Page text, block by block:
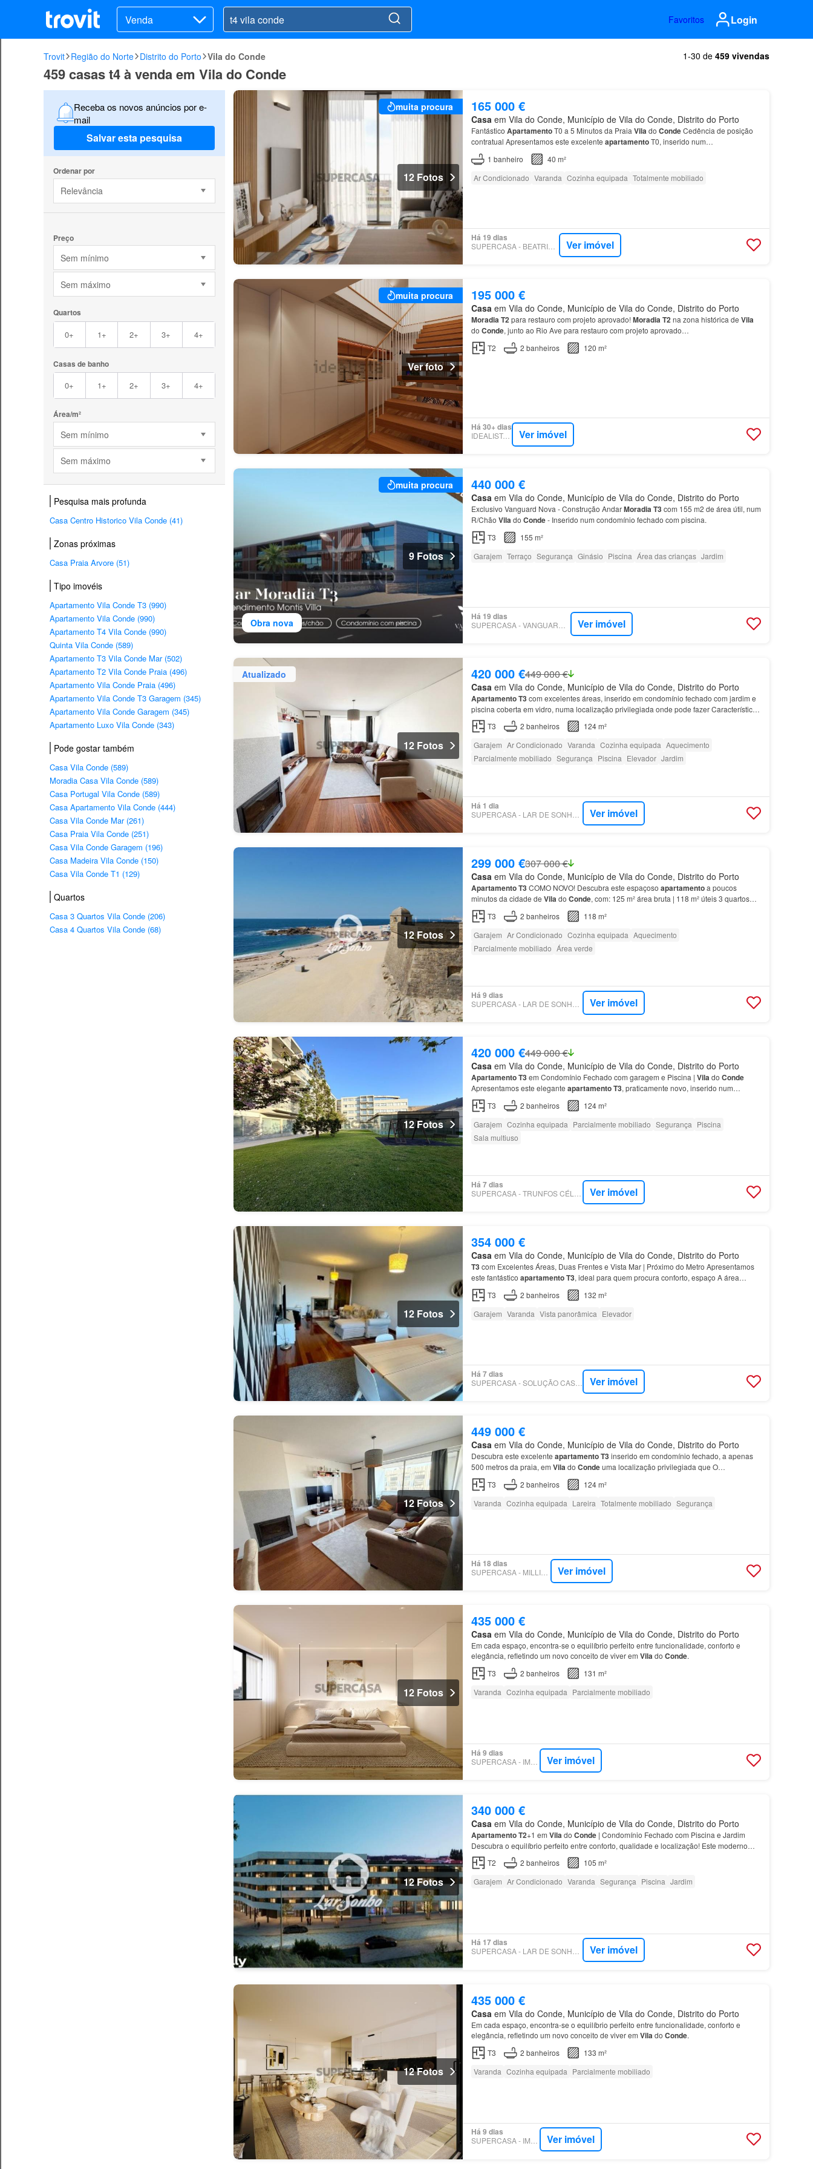
Venda Favoritos Login
Trovit Região do Norte Distrito do Porto Vila do Conde 1-30 de 459 vivendas
459 casas t4 à venda em Vila do Conde
Receba os novos anúncios por e-
mail
Salvar esta pesquisa
Ordenar por
Relevância
Preço
Sem mínimo
Sem máximo
Quartos
0+ 1+ 2+ 3+ 4+
Casas de banho
0+ 1+ 2+ 3+ 4+
Área/m²
Sem mínimo
Sem máximo
Pesquisa mais profunda
Casa Centro Historico Vila Conde (41)
Zonas próximas
Casa Praia Arvore (51)
Tipo imovéis
Apartamento Vila Conde T3 (990)
Apartamento Vila Conde (990)
Apartamento T4 Vila Conde (990)
Quinta Vila Conde (589)
Apartamento T3 Vila Conde Mar (502)
Apartamento T2 Vila Conde Praia (496)
Apartamento Vila Conde Praia (496)
Apartamento Vila Conde T3 Garagem (345)
Apartamento Vila Conde Garagem (345)
Apartamento Luxo Vila Conde (343)
Pode gostar também
Casa Vila Conde (589)
Moradia Casa Vila Conde (589)
Casa Portugal Vila Conde (589)
Casa Apartamento Vila Conde (444)
Casa Vila Conde Mar (261)
Casa Praia Vila Conde (251)
Casa Vila Conde Garagem (196)
Casa Madeira Vila Conde (150)
Casa Vila Conde T1 (129)
Quartos
Casa 3 Quartos Vila Conde (206)
Casa 4 Quartos Vila Conde (68)
muita procura
12 Fotos
165 000 €
Casaem Vila do Conde, Município de Vila do Conde, Distrito do Porto
Fantástico ApartamentoT0 a 5 Minutos da Praia Vilado CondeCedência de posição
contratual Apresentamos este excelente apartamentoT0, inserido num
empreendimento moderno e funcional, ideal para quem procura conforto, pratic…
1 banheiro
40 m²
Ar Condicionado Varanda Cozinha equipada Totalmente mobiliado
Há 19 dias
SUPERCASA - BEATRIZ IMOBILIÁRIA Ver imóvel
muita procura
Ver foto
195 000 €
Casaem Vila do Conde, Município de Vila do Conde, Distrito do Porto
MoradiaT2para restauro com projeto aprovado!MoradiaT2na zona histórica de Vila
do Conde, junto ao Rio Ave para restauro com projeto aprovado…
T2
2 banheiros 120 m²
Há 30+ dias
IDEALISTA.PT Ver imóvel
Obra nova
muita procura
9 Fotos
440 000 €
Casaem Vila do Conde, Município de Vila do Conde, Distrito do Porto
Exclusivo Vanguard Nova - Construção AndarMoradiaT3com 155 m2 de área útil, num
R/Chão Vilado Conde- Inserido num condomínio fechado com piscina.
T3
155 m²
Garajem Terraço Segurança Ginásio Piscina Área das crianças Jardim
Há 19 dias
Ver imóvel
Atualizado
12 Fotos
420 000 €449 000 €
Casaem Vila do Conde, Município de Vila do Conde, Distrito do Porto
ApartamentoT3com excelentes áreas, inserido em condomínio fechado com jardim e
piscina coberta em vidro, numa localização privilegiada onde pode fazer Características
do imóvel: * 124 m² de área útil + 34 m² de área depende…
T3 2 banheiros
124 m²
Garajem Ar Condicionado Varanda Cozinha equipada Aquecimento
Parcialmente mobiliado Segurança Piscina Elevador Jardim
Há 1 dia
Ver imóvel
12 Fotos
299 000 €307 000 €
Casaem Vila do Conde, Município de Vila do Conde, Distrito do Porto
ApartamentoT3COMO NOVO! Descubra este espaçoso apartamentoa poucos
minutos da cidade de Vilado Conde, com: 125 m² área bruta | 118 m² úteis 3 quartos
com roupeiros embutidos…
T3 2 banheiros
118 m²
Garajem Ar Condicionado Cozinha equipada Aquecimento
Parcialmente mobiliado Área verde
Há 9 dias
Ver imóvel
12 Fotos
420 000 €449 000 €
Casaem Vila do Conde, Município de Vila do Conde, Distrito do Porto
ApartamentoT3em Condomínio Fechado com garagem e Piscina | Vilado Conde
Apresentamos este elegante apartamentoT3, praticamente novo, inserido num
condomínio fechado de referência em
T3 2 banheiros
124 m²
Garajem Cozinha equipada Parcialmente mobiliado Segurança Piscina
Sala multiuso
Há 7 dias
Ver imóvel
12 Fotos
354 000 €
Casaem Vila do Conde, Município de Vila do Conde, Distrito do Porto
T3com Excelentes Áreas, Duas Frentes e Vista Mar | Próximo do Metro Apresentamos
este fantástico apartamentoT3, ideal para quem procura conforto, espaço A área
privativa inclui uma suite, dois quartos com roupeiros embutido…
T3 2 banheiros
132 m²
Garajem Varanda Vista panorâmica Elevador
Há 7 dias
SUPERCASA - SOLUÇÃO CASA - SOCIEDADE DE MEDIAÇÃO IMOBILIÁRIA LDA Ver imóvel
12 Fotos
449 000 €
Casaem Vila do Conde, Município de Vila do Conde, Distrito do Porto
Descubra este excelente apartamentoT3inserido em condomínio fechado, a apenas
500 metros da praia, em Vilado Condeuma localização privilegiada que O
apartamentoapresenta acabamentos de elevada qualidade e uma distribuiçã…
T3 2 banheiros
124 m²
Varanda Cozinha equipada Lareira Totalmente mobiliado Segurança
Há 18 dias
SUPERCASA - MILLION GROUP Ver imóvel
12 Fotos
435 000 €
Casaem Vila do Conde, Município de Vila do Conde, Distrito do Porto
Em cada espaço, encontra-se o equilíbrio perfeito entre funcionalidade, conforto e
elegância, refletindo um novo conceito de viver em Vilado Conde.
T3
2 banheiros
131 m²
Varanda Cozinha equipada Parcialmente mobiliado
Há 9 dias
Ver imóvel
12 Fotos
340 000 €
Casaem Vila do Conde, Município de Vila do Conde, Distrito do Porto
ApartamentoT2+1 em Vilado Conde| Condomínio Fechado com Piscina e Jardim
Descubra o equilíbrio perfeito entre conforto, qualidade e localização! Este moderno
T26+1 com 100m², inserido num condomínio fechado de excelência e…
T2 2 banheiros
105 m²
Garajem Ar Condicionado Varanda Segurança Piscina Jardim
Há 17 dias
Ver imóvel
12 Fotos
435 000 €
Casa em Vila do Conde, Município de Vila do Conde, Distrito do Porto
Em cada espaço, encontra-se o equilíbrio perfeito entre funcionalidade, conforto e
elegância, refletindo um novo conceito de viver em Vilado Conde.
T3
2 banheiros
133 m²
Varanda Cozinha equipada Parcialmente mobiliado
Há 9 dias
Ver imóvel